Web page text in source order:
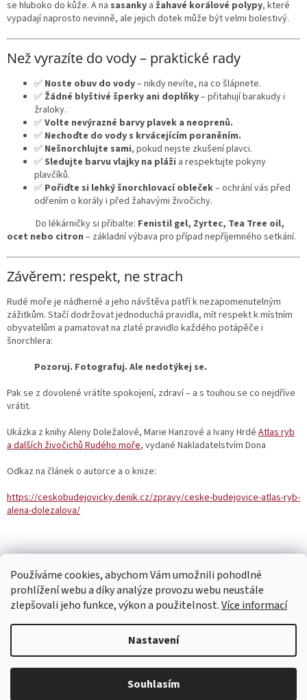
Používáme cookies, abychom Vám umožnili pohodlné
prohlížení webu a díky analýze provozu webu neustále
zlepšovali jeho funkce, výkon a použitelnost.Více informací
Nastavení
Souhlasím
se hluboko do kůže. A na sasanky a žahavé korálové polypy, které
vypadají naprosto nevinně, ale jejich dotek může být velmi bolestivý.
Než vyrazíte do vody – praktické rady
✅ Noste obuv do vody– nikdy nevíte, na co šlápnete.
✅ Žádné blyštivé šperky ani doplňky– přitahují barakudy i
žraloky.
✅Volte nevýrazné barvy plavek a neoprenů.
✅ Nechoďte do vody s krvácejícím poraněním.
✅ Nešnorchlujte sami, pokud nejste zkušení plavci.
✅Sledujte barvu vlajky na pláži a respektujte pokyny
plavčíků.
✅ Pořiďte si lehký šnorchlovací obleček– ochrání vás před
odřením o korály i před žahavými živočichy.
Do lékárničky si přibalte: Fenistil gel, Zyrtec, Tea Tree oil,
ocet nebo citron – základní výbava pro případ nepříjemného setkání.
Závěrem: respekt, ne strach
Rudé moře je nádherné a jeho návštěva patří k nezapomenutelným
zážitkům. Stačí dodržovat jednoduchá pravidla, mít respekt k místním
obyvatelům a pamatovat na zlaté pravidlo každého potápěče i
šnorchlera:
Pozoruj. Fotografuj. Ale nedotýkej se.
Pak se z dovolené vrátíte spokojení, zdraví – a s touhou se co nejdříve
vrátit.
Ukázka z knihy Aleny Doležalové, Marie Hanzové a Ivany Hrdé Atlas ryb
a dalších živočichů Rudého moře, vydané Nakladatelstvím Dona
Odkaz na článek o autorce a o knize:
https://ceskobudejovicky.denik.cz/zpravy/ceske-budejovice-atlas-ryb-
alena-dolezalova/
PŘEDCHOZÍ ČLÁNEK DALŠÍ ČLÁNEK
Copyright 2026Nakladatelství Dona s.r.o.. Všechna práva
vyhrazena.